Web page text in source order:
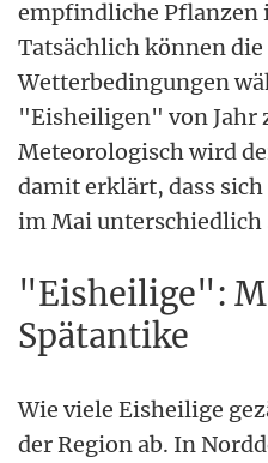
empfindliche Pflanzen
Tatsächlich können die
Wetterbedingungen
"Eisheiligen" von Jahr
Meteorologisch wird
damit erklärt, dass
im Mai unterschiedlich
"Eisheilige":
Spätantike
Wie viele Eisheilige
der Region ab. In